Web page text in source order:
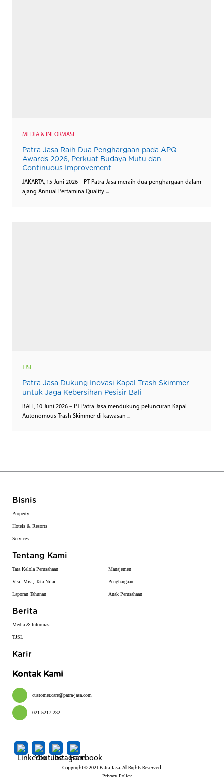
MEDIA & INFORMASI
Patra Jasa Raih Dua Penghargaan pada APQ
Awards 2026, Perkuat Budaya Mutu dan
Continuous Improvement
JAKARTA, 15 Juni 2026 – PT Patra Jasa meraih dua penghargaan dalam
ajang Annual Pertamina Quality ...
TJSL
Patra Jasa Dukung Inovasi Kapal Trash Skimmer
untuk Jaga Kebersihan Pesisir Bali
BALI, 10 Juni 2026 – PT Patra Jasa mendukung peluncuran Kapal
Autonomous Trash Skimmer di kawasan ...
Bisnis
Property
Hotels & Resorts
Services
Tentang Kami
Tata Kelola Perusahaan
Visi, Misi, Tata Nilai
Laporan Tahunan
Manajemen
Penghargaan
Anak Perusahaan
Berita
Media & Informasi
TJSL
Karir
Kontak Kami
customer.care@patra-jasa.com
021-5217-232
Copyright © 2021 Patra Jasa. All Rights Reserved